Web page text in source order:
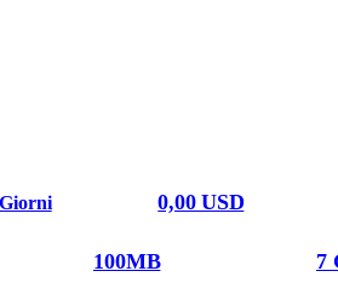
0,00 USD
100MB 7